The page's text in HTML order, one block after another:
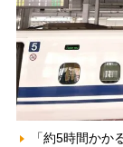
「約5時間か